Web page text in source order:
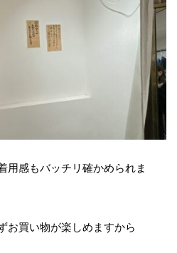
用感もバッチリ確かめられま
お買い物が楽しめますから